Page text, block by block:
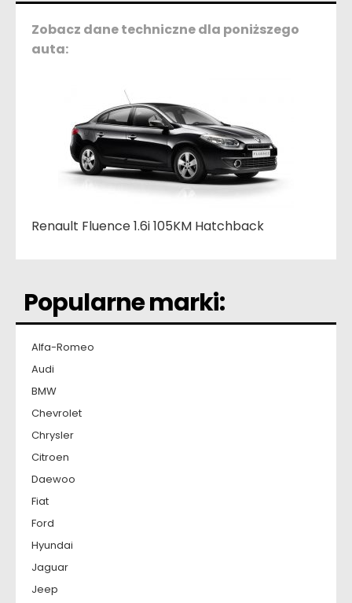
Zobacz dane techniczne dla poniższego
auta:
Renault Fluence 1.6i 105KM Hatchback
Popularne marki:
Alfa-Romeo
Audi
BMW
Chevrolet
Chrysler
Citroen
Daewoo
Fiat
Ford
Hyundai
Jaguar
Jeep